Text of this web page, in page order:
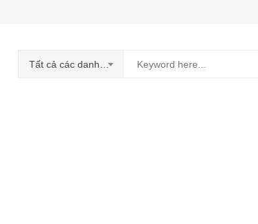
Tất cả các danh mục